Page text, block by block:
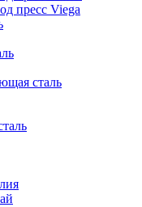
пресс Viega
сталь